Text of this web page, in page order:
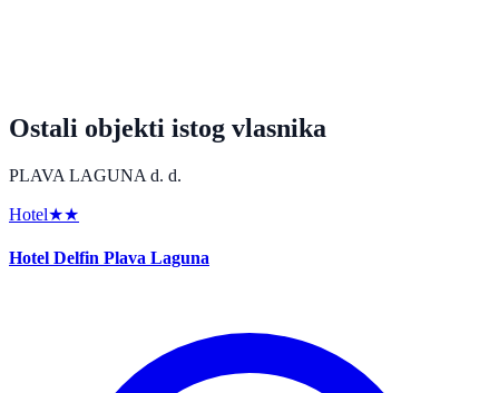
Ostali objekti istog vlasnika
PLAVA LAGUNA d. d.
Hotel★★
Hotel Delfin Plava Laguna